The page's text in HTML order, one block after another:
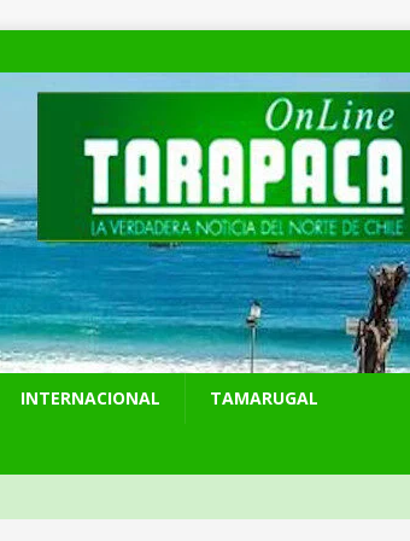
INTERNACIONAL TAMARUGAL